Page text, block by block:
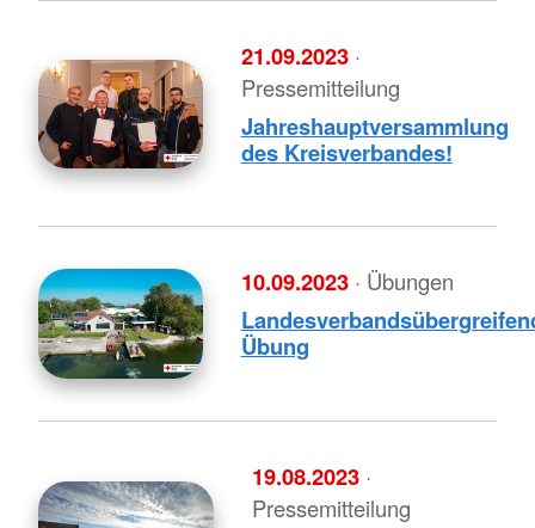
21.09.2023 ·
Pressemitteilung
Jahreshauptversammlung
des Kreisverbandes!
10.09.2023 · Übungen
Übung
19.08.2023 ·
Pressemitteilung